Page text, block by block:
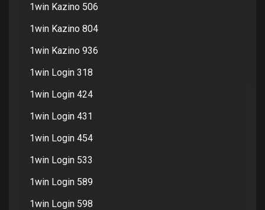
1win Kazino 506
1win Kazino 804
1win Kazino 936
1win Login 318
1win Login 424
1win Login 431
1win Login 454
1win Login 533
1win Login 589
1win Login 598